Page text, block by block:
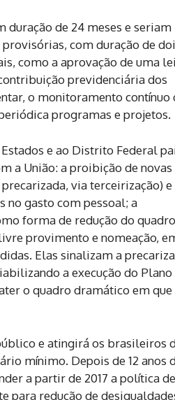
duração de 24 meses e seriam
com duração de
como a aprovação de uma lei
previdenciária dos
o monitoramento contínuo
programas e projetos.
e ao Distrito Federal
a União: a proibição de novas
via terceirização) e
no gasto com pessoal; a
forma de redução do
provimento e nomeação,
Elas sinalizam a
a execução do Plano
o quadro dramático em que
e atingirá os brasileiros
mínimo. Depois de 12 anos
a partir de 2017 a política de
para redução de